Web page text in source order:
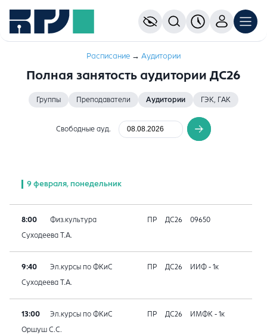
Расписание → Аудитории
Полная занятость аудитории ДС26
Группы Преподаватели Аудитории ГЭК, ГАК
Свободные ауд.
9 февраля, понедельник
8:00 Физ.культура ПР ДС26 09650
Суходеева Т.А.
9:40 Эл.курсы по ФКиС ПР ДС26 ИИФ - 1к
Суходеева Т.А.
13:00 Эл.курсы по ФКиС ПР ДС26 ИМФК - 1к
Оршуш С.С.